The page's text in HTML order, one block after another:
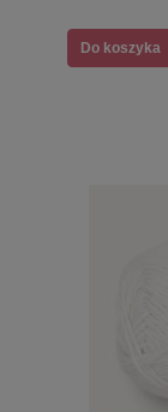
Do koszyka